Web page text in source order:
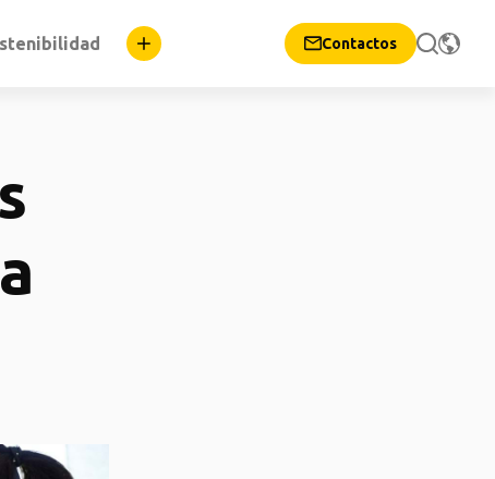
Contactos